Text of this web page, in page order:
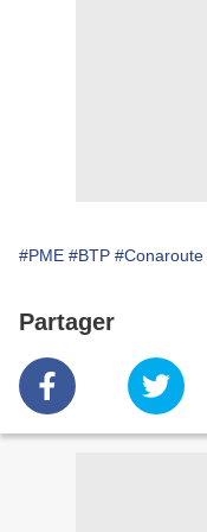
#PME #BTP #Conaroute
Partager